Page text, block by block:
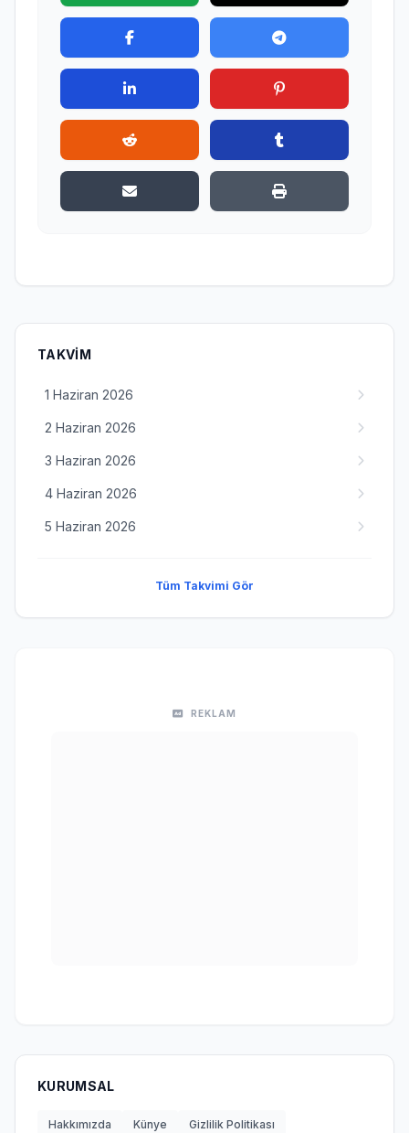
TAKVIM
1 Haziran 2026
2 Haziran 2026
3 Haziran 2026
4 Haziran 2026
5 Haziran 2026
Tüm Takvimi Gör
REKLAM
KURUMSAL
Hakkımızda Künye Gizlilik Politikası